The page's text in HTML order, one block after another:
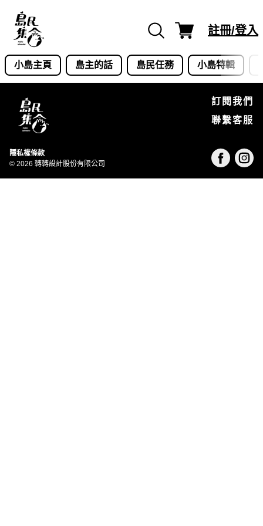
content
註冊/登入
小島主頁 島主的話 島民任務 小島特輯
訂閱我們
聯繫客服
隱私權條款
© 2026 轉轉設計股份有限公司